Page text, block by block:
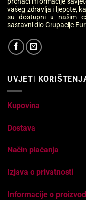
pronaći informacije
vašeg zdravlja i ljepote,
su dostupni u našim
sastavni dio Grupacije
UVJETI
Kupovina
Dostava
Način plaćanja
Izjava o privatnosti
Informacije o